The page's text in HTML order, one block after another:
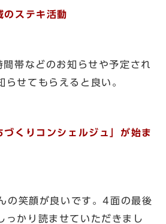
ステキ活動
帯などのお知らせや予定され
らせてもらえると良い。
くりコンシェルジュ」が始ま
笑顔が良いです。4面の最後
っかり読ませていただきまし